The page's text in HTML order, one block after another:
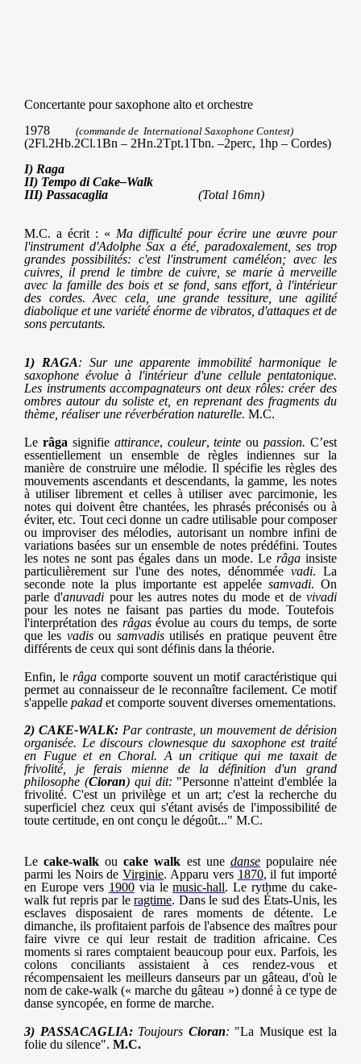
Concertante pour saxophone alto et orchestre ​​
1978 (commande de ​​ International Saxophone Contest)
(2Fl.2Hb.2Cl.1Bn – 2Hn.2Tpt.1Tbn. –2perc, 1hp – Cordes)
I) Raga
II) Tempo di Cake–Walk
III) Passacaglia (Total 16mn)
M.C. a écrit : « Ma difficulté pour écrire une œuvre pour
l'instrument d'Adolphe Sax a été, paradoxalement, ses trop
grandes possibilités: c'est l'instrument caméléon; avec les
cuivres, il prend le timbre de cuivre, se marie à merveille
avec la famille des bois et se fond, sans effort, à l'intérieur
des cordes. Avec cela, une grande tessiture, une agilité
diabolique et une variété énorme de vibratos, d'attaques et de
sons percutants.
1) RAGA: Sur une apparente immobilité harmonique le
saxophone évolue à l'intérieur d'une cellule pentatonique.
Les instruments accompagnateurs ont deux rôles: créer des
ombres autour du soliste et, en reprenant des fragments du
thème, réaliser une réverbération naturelle. M.C.
Le râga signifie attirance, couleur,teinte oupassion. C’est
essentiellement un ensemble de règles indiennes sur la
manière de construire une mélodie. Il spécifie les règles des
mouvements ascendants et descendants, la gamme, les notes
à utiliser librement et celles à utiliser avec parcimonie, les
notes qui doivent être chantées, les phrasés préconisés ou à
éviter, etc. Tout ceci donne un cadre utilisable pour composer
ou improviser des mélodies, autorisant un nombre infini de
variations basées sur un ensemble de notes prédéfini. Toutes
les notes ne sont pas égales dans un mode. Le râgainsiste
particulièrement sur l'une des notes, dénommée vadi. La
seconde note la plus importante est appelée samvadi. On
parle d'anuvadi pour les autres notes du mode et devivadi
pour les notes ne faisant pas parties du mode. Toutefois
l'interprétation des râgasévolue au cours du temps, de sorte
que les vadisou samvadisutilisés en pratique peuvent être
différents de ceux qui sont définis dans la théorie.
Enfin, lerâga comporte souvent un motif caractéristique qui
permet au connaisseur de le reconnaître facilement. Ce motif
s'appelle pakad et comporte souvent diverses ornementations.
2) CAKE-WALK: Par contraste, un mouvement de dérision
organisée. Le discours clownesque du saxophone est traité
en Fugue et en Choral. A un critique qui me taxait de
frivolité, je ferais mienne de la définition d'un grand
philosophe (Cioran) qui dit: "Personne n'atteint d'emblée la
frivolité. C'est un privilège et un art; c'est la recherche du
superficiel chez ceux qui s'étant avisés de l'impossibilité de
toute certitude, en ont conçu le dégoût..." M.C.
Lecake-walk oucake walk est une dansepopulaire née
parmi les Noirs deVirginie. Apparu vers 1870, il fut importé
en Europe vers 1900via lemusic-hall. Le rythme du cake-
walk fut repris par leragtime. Dans le sud des États-Unis, les
esclaves disposaient de rares moments de détente. Le
dimanche, ils profitaient parfois de l'absence des maîtres pour
faire vivre ce qui leur restait de tradition africaine. Ces
moments si rares comptaient beaucoup pour eux. Parfois, les
colons conciliants assistaient à ces rendez-vous et
récompensaient les meilleurs danseurs par un gâteau, d'où le
nom de cake-walk (« marche du gâteau ») donné à ce type de
danse syncopée, en forme de marche.
3) PASSACAGLIA:Toujours Cioran: "La Musique est la
folie du silence". M.C.